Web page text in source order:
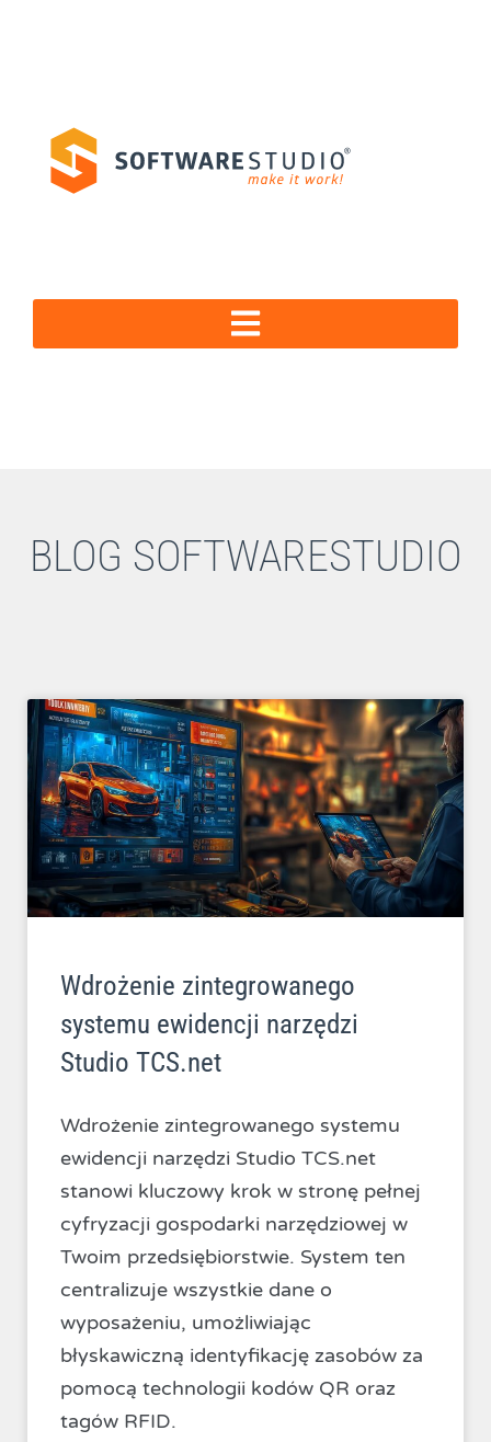
BLOG SOFTWARESTUDIO
Wdrożenie zintegrowanego
systemu ewidencji narzędzi
Studio TCS.net
Wdrożenie zintegrowanego systemu
ewidencji narzędzi Studio TCS.net
stanowi kluczowy krok w stronę pełnej
cyfryzacji gospodarki narzędziowej w
Twoim przedsiębiorstwie. System ten
centralizuje wszystkie dane o
wyposażeniu, umożliwiając
błyskawiczną identyfikację zasobów za
pomocą technologii kodów QR oraz
tagów RFID.